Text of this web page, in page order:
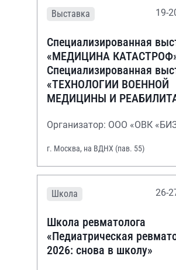
Выставка 19-
Специализированная
«МЕДИЦИНА
Специализированная
«ТЕХНОЛОГИИ ВОЕННОЙ
МЕДИЦИНЫ И
Организатор: ООО «ОВК
г. Москва, на ВДНХ (пав. 55)
Школа 26-
Школа ревматолога
«Педиатрическая
2026: снова в школу»